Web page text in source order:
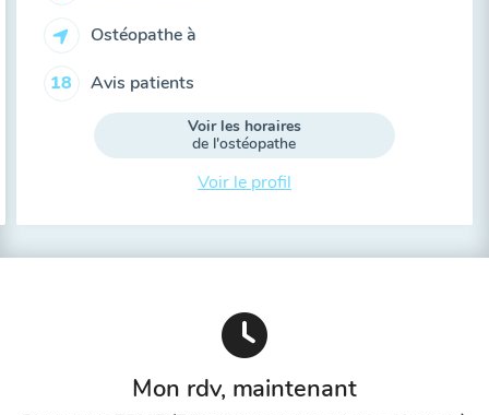
Ostéopathe à
18 Avis patients
Voir les horaires
de l'ostéopathe
Voir le profil
Mon rdv, maintenant